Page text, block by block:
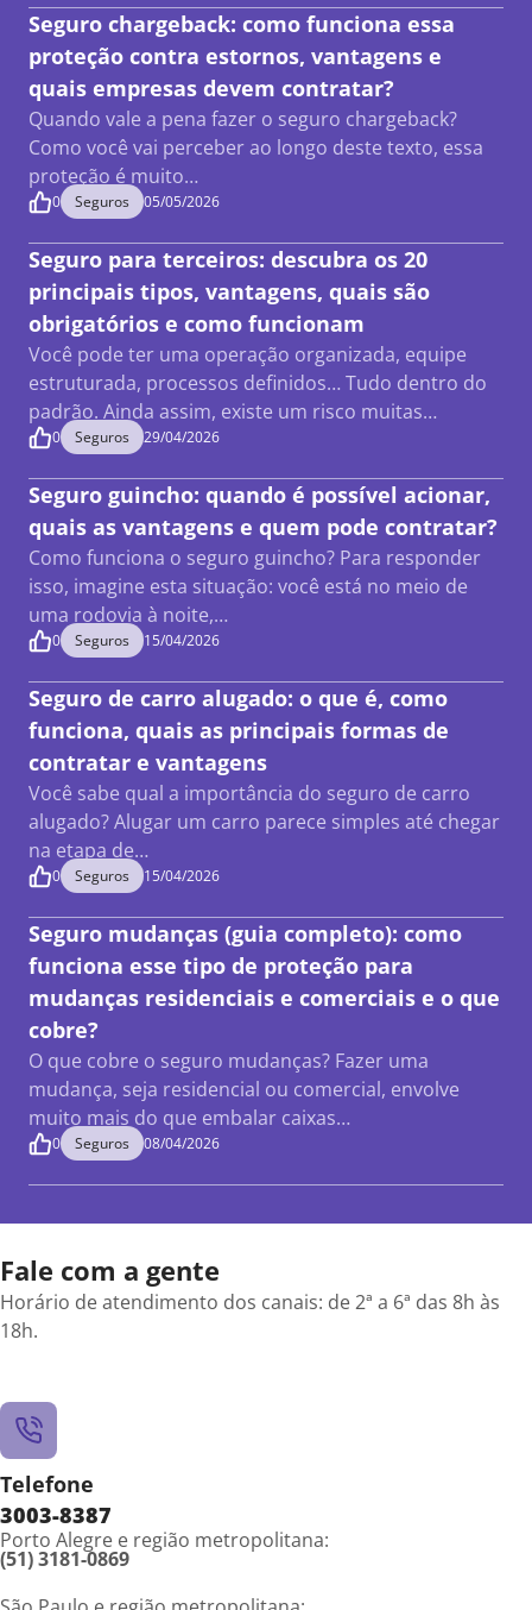
Seguro chargeback: como funciona essa
proteção contra estornos, vantagens e
quais empresas devem contratar?
Quando vale a pena fazer o seguro chargeback?
Como você vai perceber ao longo deste texto, essa
proteção é muito…
0 Seguros 05/05/2026
Seguro para terceiros: descubra os 20
principais tipos, vantagens, quais são
obrigatórios e como funcionam
Você pode ter uma operação organizada, equipe
estruturada, processos definidos… Tudo dentro do
padrão. Ainda assim, existe um risco muitas…
0 Seguros 29/04/2026
Seguro guincho: quando é possível acionar,
quais as vantagens e quem pode contratar?
Como funciona o seguro guincho? Para responder
isso, imagine esta situação: você está no meio de
uma rodovia à noite,…
0 Seguros 15/04/2026
Seguro de carro alugado: o que é, como
funciona, quais as principais formas de
contratar e vantagens
Você sabe qual a importância do seguro de carro
alugado? Alugar um carro parece simples até chegar
na etapa de…
0 Seguros 15/04/2026
Seguro mudanças (guia completo): como
funciona esse tipo de proteção para
mudanças residenciais e comerciais e o que
cobre?
O que cobre o seguro mudanças? Fazer uma
mudança, seja residencial ou comercial, envolve
muito mais do que embalar caixas…
0 Seguros 08/04/2026
Fale com a gente
Horário de atendimento dos canais: de 2ª a 6ª das 8h às
18h.
Telefone
3003-8387
Porto Alegre e região metropolitana:
(51) 3181-0869